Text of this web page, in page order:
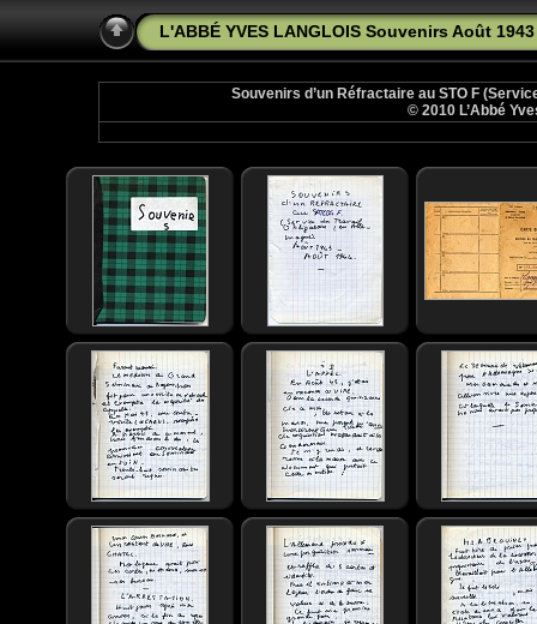
L'ABBÉ YVES LANGLOIS Souvenirs Août
Souvenirs d’un Réfractaire au STO F
© 2010 L’Abbé